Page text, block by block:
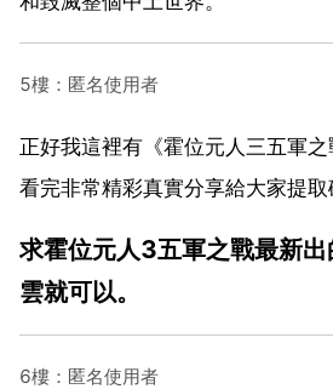
5樓：匿名使用者
正好我這裡有《霍位元人三五軍
看完非常精彩真實分享給大家提
求霍位元人3五軍之戰最新
雲就可以。
6樓：匿名使用者